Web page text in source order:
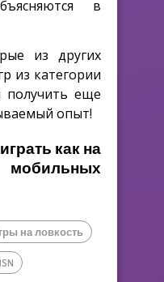
в
из других
из категории
получить еще
опыт!
как на
на ловкость